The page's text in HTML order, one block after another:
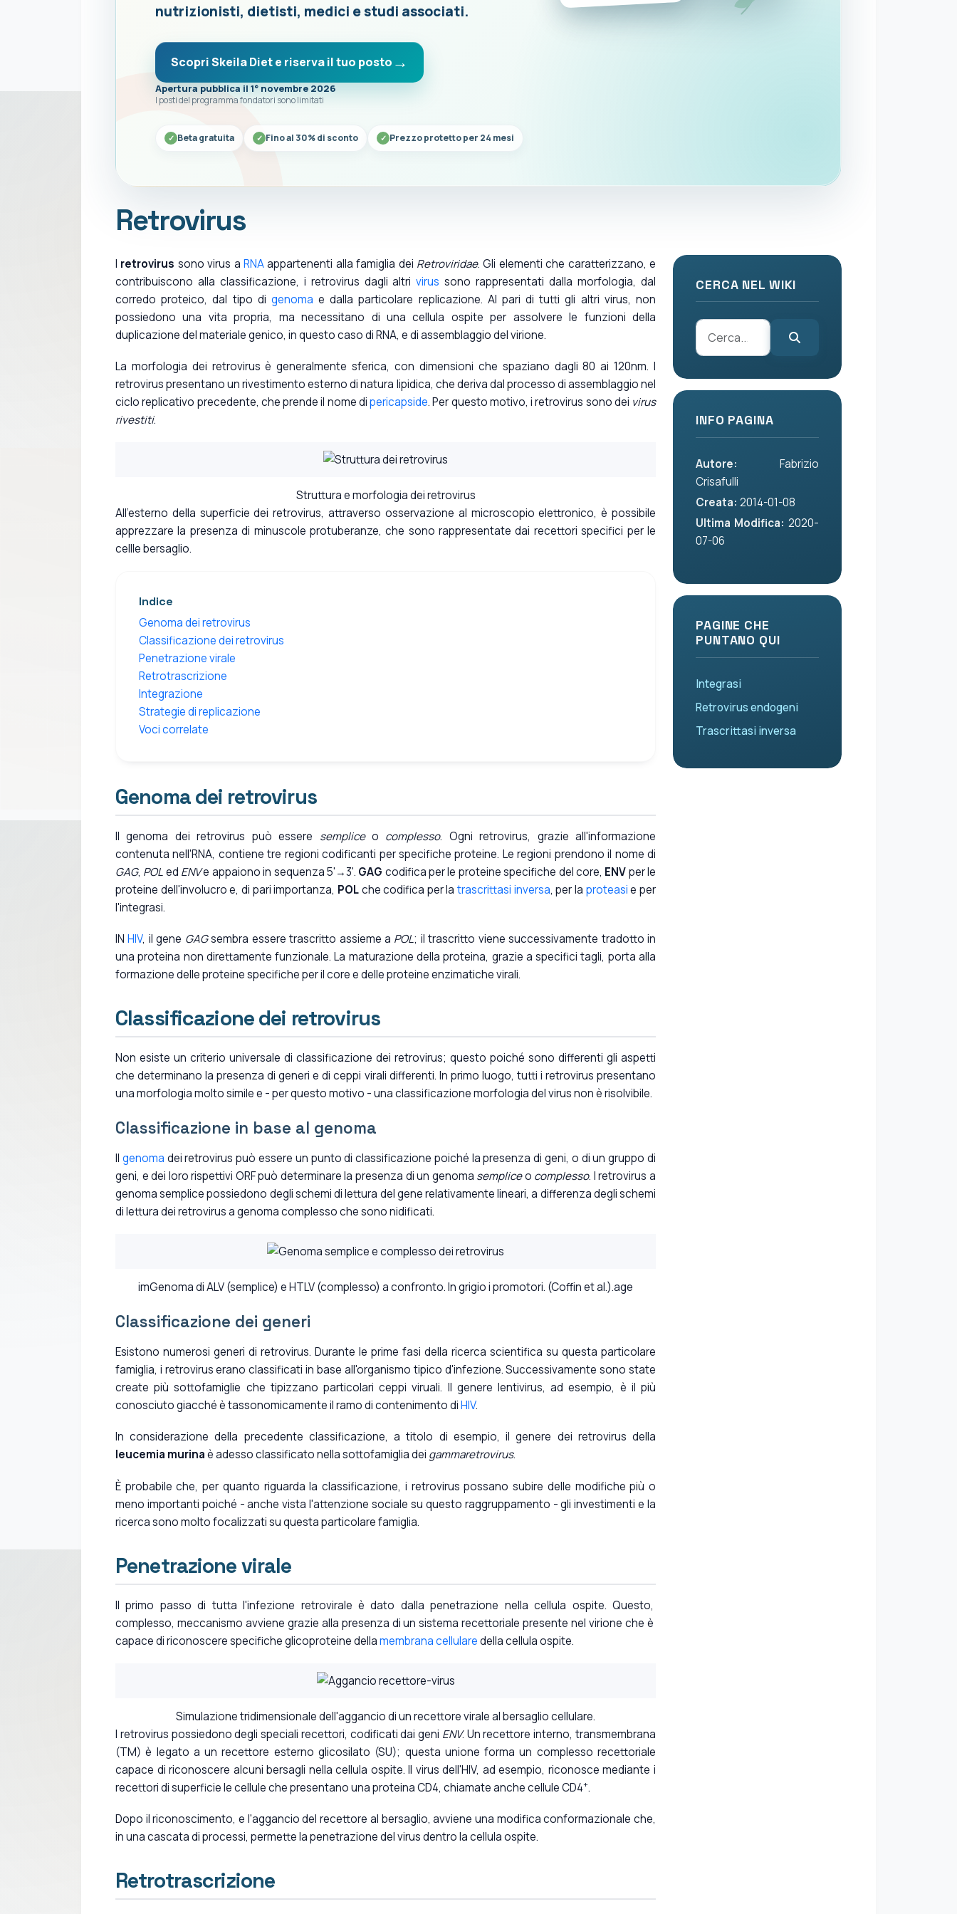
nutrizionisti, dietisti, medici e studi associati.
Scopri Skeila Diet e riserva il tuo posto
Apertura pubblica il 1° novembre 2026
I posti del programma fondatori sono limitati
Beta gratuita Fino al 30% di sconto Prezzo protetto per 24 mesi
Retrovirus
I retrovirus sono virus aRNAappartenenti alla famiglia dei Retroviridae. Gli elementi che caratterizzano, e
contribuiscono alla classificazione, i retrovirus dagli altrivirus sono rappresentati dalla morfologia, dal
corredo proteico, dal tipo di genoma e dalla particolare replicazione. Al pari di tutti gli altri virus, non
possiedono una vita propria, ma necessitano di una cellula ospite per assolvere le funzioni della
duplicazione del materiale genico, in questo caso di RNA, e di assemblaggio del virione.
La morfologia dei retrovirus è generalmente sferica, con dimensioni che spaziano dagli 80 ai 120nm. I
retrovirus presentano un rivestimento esterno di natura lipidica, che deriva dal processo di assemblaggio nel
ciclo replicativo precedente, che prende il nome dipericapside. Per questo motivo, i retrovirus sono dei virus
rivestiti.
Struttura e morfologia dei retrovirus
All'esterno della superficie dei retrovirus, attraverso osservazione al microscopio elettronico, è possibile
apprezzare la presenza di minuscole protuberanze, che sono rappresentate dai recettori specifici per le
cellle bersaglio.
Indice
Genoma dei retrovirus
Classificazione dei retrovirus
Penetrazione virale
Retrotrascrizione
Integrazione
Strategie di replicazione
Voci correlate
Genoma dei retrovirus
Il genoma dei retrovirus può essere sempliceo complesso. Ogni retrovirus, grazie all'informazione
contenuta nell'RNA, contiene tre regioni codificanti per specifiche proteine. Le regioni prendono il nome di
GAG, POLed ENVe appaiono in sequenza 5'→3'. GAG codifica per le proteine specifiche del core, ENVper le
proteine dell'involucro e, di pari importanza, POLche codifica per latrascrittasi inversa, per la proteasie per
l'integrasi.
INHIV, il gene GAGsembra essere trascritto assieme a POL; il trascritto viene successivamente tradotto in
una proteina non direttamente funzionale. La maturazione della proteina, grazie a specifici tagli, porta alla
formazione delle proteine specifiche per il core e delle proteine enzimatiche virali.
Classificazione dei retrovirus
Non esiste un criterio universale di classificazione dei retrovirus; questo poiché sono differenti gli aspetti
che determinano la presenza di generi e di ceppi virali differenti. In primo luogo, tutti i retrovirus presentano
una morfologia molto simile e - per questo motivo - una classificazione morfologia del virus non è risolvibile.
Classificazione in base al genoma
Il genoma dei retrovirus può essere un punto di classificazione poiché la presenza di geni, o di un gruppo di
geni, e dei loro rispettivi ORF può determinare la presenza di un genoma sempliceo complesso. I retrovirus a
genoma semplice possiedono degli schemi di lettura del gene relativamente lineari, a differenza degli schemi
di lettura dei retrovirus a genoma complesso che sono nidificati.
imGenoma di ALV (semplice) e HTLV (complesso) a confronto. In grigio i promotori. (Coffin et al.).age
Classificazione dei generi
Esistono numerosi generi di retrovirus. Durante le prime fasi della ricerca scientifica su questa particolare
famiglia, i retrovirus erano classificati in base all'organismo tipico d'infezione. Successivamente sono state
create più sottofamiglie che tipizzano particolari ceppi viruali. Il genere lentivirus, ad esempio, è il più
conosciuto giacché è tassonomicamente il ramo di contenimento diHIV.
In considerazione della precedente classificazione, a titolo di esempio, il genere dei retrovirus della
leucemia murinaè adesso classificato nella sottofamiglia dei gammaretrovirus.
È probabile che, per quanto riguarda la classificazione, i retrovirus possano subire delle modifiche più o
meno importanti poiché - anche vista l'attenzione sociale su questo raggruppamento - gli investimenti e la
ricerca sono molto focalizzati su questa particolare famiglia.
Penetrazione virale
Il primo passo di tutta l'infezione retrovirale è dato dalla penetrazione nella cellula ospite. Questo,
complesso, meccanismo avviene grazie alla presenza di un sistema recettoriale presente nel virione che è
capace di riconoscere specifiche glicoproteine dellamembrana cellularedella cellula ospite.
Simulazione tridimensionale dell'aggancio di un recettore virale al bersaglio cellulare.
I retrovirus possiedono degli speciali recettori, codificati dai geni ENV. Un recettore interno, transmembrana
(TM) è legato a un recettore esterno glicosilato (SU); questa unione forma un complesso recettoriale
capace di riconoscere alcuni bersagli nella cellula ospite. Il virus dell'HIV, ad esempio, riconosce mediante i
recettori di superficie le cellule che presentano una proteina CD4, chiamate anche cellule CD4+.
Dopo il riconoscimento, e l'aggancio del recettore al bersaglio, avviene una modifica conformazionale che,
in una cascata di processi, permette la penetrazione del virus dentro la cellula ospite.
Retrotrascrizione
CERCA NEL WIKI
INFO PAGINA
Autore: Fabrizio
Crisafulli
Creata: 2014-01-08
Ultima Modifica: 2020-
07-06
PAGINE CHE
PUNTANO QUI
Integrasi
Retrovirus endogeni
Trascrittasi inversa